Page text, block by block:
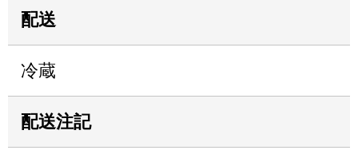
配送
冷蔵
配送注記